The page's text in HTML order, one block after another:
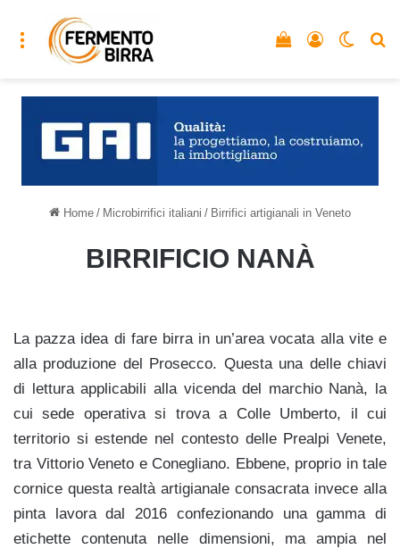
Menu Accedi
Vedi il carrello
Home / Microbirrifici italiani / Birrifici artigianali in Veneto
BIRRIFICIO NANÀ
La pazza idea di fare birra in un’area vocata alla vite e
alla produzione del Prosecco. Questa una delle chiavi
di lettura applicabili alla vicenda del marchio Nanà, la
cui sede operativa si trova a Colle Umberto, il cui
territorio si estende nel contesto delle Prealpi Venete,
tra Vittorio Veneto e Conegliano. Ebbene, proprio in tale
cornice questa realtà artigianale consacrata invece alla
pinta lavora dal 2016 confezionando una gamma di
etichette contenuta nelle dimensioni, ma ampia nel